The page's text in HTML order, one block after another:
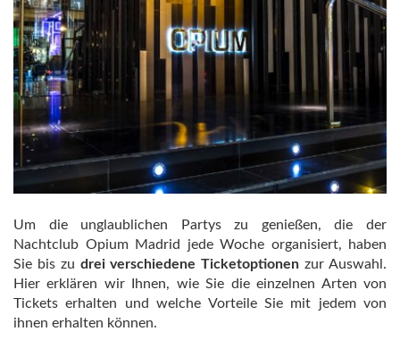
Um die unglaublichen Partys zu genießen, die der
Nachtclub Opium Madrid jede Woche organisiert, haben
Sie bis zu drei verschiedene Ticketoptionen zur Auswahl.
Hier erklären wir Ihnen, wie Sie die einzelnen Arten von
Tickets erhalten und welche Vorteile Sie mit jedem von
ihnen erhalten können.